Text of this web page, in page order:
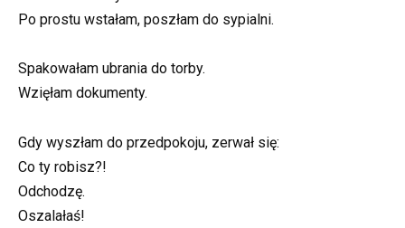
Po prostu wstałam, poszłam do sypialni.
Spakowałam ubrania do torby.
Wzięłam dokumenty.
Gdy wyszłam do przedpokoju, zerwał się:
Co ty robisz?!
Odchodzę.
Oszalałaś!